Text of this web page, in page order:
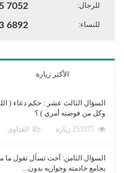
للرجال: 7052
للنساء: 6892
الأكثر زيارة
السؤال الثالث عشر : حكم دعاء (
وكل من فوضته أمري ) ؟
الفتاوى
السؤال الثامن: أخت تسأل تقول ما
يجامع خادمته وجواريه بدون...